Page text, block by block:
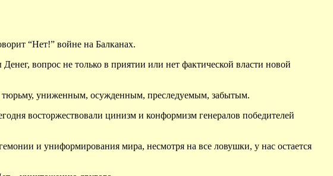
“Нет!” войне на Балканах.
вопрос не только в приятии или нет фактической власти новой
тюрьму, униженным, осужденным, преследуемым, забытым.
восторжествовали цинизм и конформизм генералов победителей
и униформирования мира, несмотря на все ловушки, у нас остается